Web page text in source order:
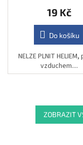
19 Kč
Do košíku
NELZE PLNIT
vzduchem....
ZOBRAZIT